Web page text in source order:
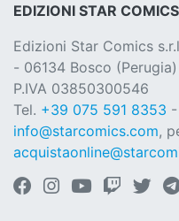
EDIZIONI STAR COMICS
Edizioni Star Comics
- 06134 Bosco (Perugia)
P.IVA 03850300546
Tel. +39 075 591 8353
info@starcomics.com,